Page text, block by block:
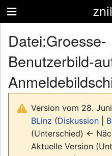
Datei:Groesse-
Benutzerbild-
Version vom 28.
BLinz (Diskussion
(Unterschied) ←
Aktuelle Version